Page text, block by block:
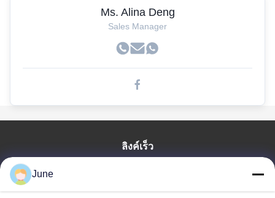
Ms. Alina Deng
Sales Manager
ลิงค์เร็ว
สินค้า
June